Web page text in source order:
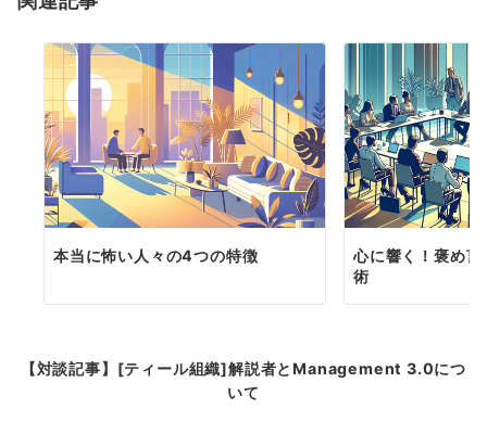
ン
本当に怖い人々の4つの特徴
心に響く！褒め
術
【対談記事】[ティール組織]解説者とManagement 3.0につ
いて